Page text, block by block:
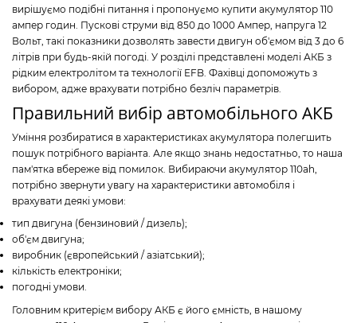
вирішуємо подібні питання і пропонуємо купити акумулятор 110
ампер годин. Пускові струми від 850 до 1000 Ампер, напруга 12
Вольт, такі показники дозволять завести двигун об'ємом від 3 до 6
літрів при будь-якій погоді. У розділі представлені моделі АКБ з
рідким електролітом та технології EFB. Фахівці допоможуть з
вибором, адже врахувати потрібно безліч параметрів.
Правильний вибір автомобільного АКБ
Уміння розбиратися в характеристиках акумулятора полегшить
пошук потрібного варіанта. Але якщо знань недостатньо, то наша
пам'ятка вбереже від помилок. Вибираючи акумулятор 110ah,
потрібно звернути увагу на характеристики автомобіля і
врахувати деякі умови:
тип двигуна (бензиновий / дизель);
об'єм двигуна;
виробник (європейський / азіатський);
кількість електроніки;
погодні умови.
Головним критерієм вибору АКБ є його ємність, в нашому